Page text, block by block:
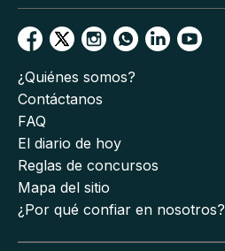
¿Quiénes somos?
Contáctanos
FAQ
El diario de hoy
Reglas de concursos
Mapa del sitio
¿Por qué confiar en nosotros?